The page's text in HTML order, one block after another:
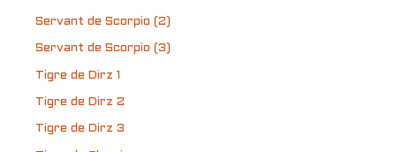
Servant de Scorpio (2)
Servant de Scorpio (3)
Tigre de Dirz 1
Tigre de Dirz 2
Tigre de Dirz 3